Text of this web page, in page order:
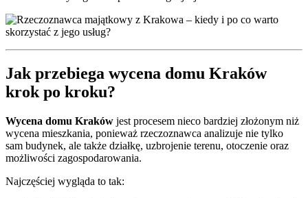
Jak przebiega wycena domu Kraków
krok po kroku?
Wycena domu Kraków jest procesem nieco bardziej złożonym niż
wycena mieszkania, ponieważ rzeczoznawca analizuje nie tylko
sam budynek, ale także działkę, uzbrojenie terenu, otoczenie oraz
możliwości zagospodarowania.
Najczęściej wygląda to tak: